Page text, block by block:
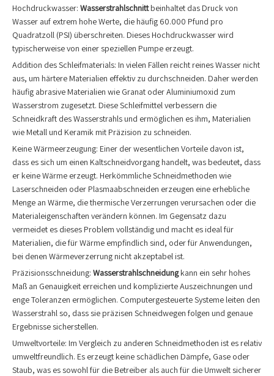
Hochdruckwasser: Wasserstrahlschnittbeinhaltet das Druck von
Wasser auf extrem hohe Werte, die häufig 60.000 Pfund pro
Quadratzoll (PSI) überschreiten. Dieses Hochdruckwasser wird
typischerweise von einer speziellen Pumpe erzeugt.
Addition des Schleifmaterials: In vielen Fällen reicht reines Wasser nicht
aus, um härtere Materialien effektiv zu durchschneiden. Daher werden
häufig abrasive Materialien wie Granat oder Aluminiumoxid zum
Wasserstrom zugesetzt. Diese Schleifmittel verbessern die
Schneidkraft des Wasserstrahls und ermöglichen es ihm, Materialien
wie Metall und Keramik mit Präzision zu schneiden.
Keine Wärmeerzeugung: Einer der wesentlichen Vorteile davon ist,
dass es sich um einen Kaltschneidvorgang handelt, was bedeutet, dass
er keine Wärme erzeugt. Herkömmliche Schneidmethoden wie
Laserschneiden oder Plasmaabschneiden erzeugen eine erhebliche
Menge an Wärme, die thermische Verzerrungen verursachen oder die
Materialeigenschaften verändern können. Im Gegensatz dazu
vermeidet es dieses Problem vollständig und macht es ideal für
Materialien, die für Wärme empfindlich sind, oder für Anwendungen,
bei denen Wärmeverzerrung nicht akzeptabel ist.
Präzisionsschneidung: Wasserstrahlschneidungkann ein sehr hohes
Maß an Genauigkeit erreichen und komplizierte Auszeichnungen und
enge Toleranzen ermöglichen. Computergesteuerte Systeme leiten den
Wasserstrahl so, dass sie präzisen Schneidwegen folgen und genaue
Ergebnisse sicherstellen.
Umweltvorteile: Im Vergleich zu anderen Schneidmethoden ist es relativ
umweltfreundlich. Es erzeugt keine schädlichen Dämpfe, Gase oder
Staub, was es sowohl für die Betreiber als auch für die Umwelt sicherer